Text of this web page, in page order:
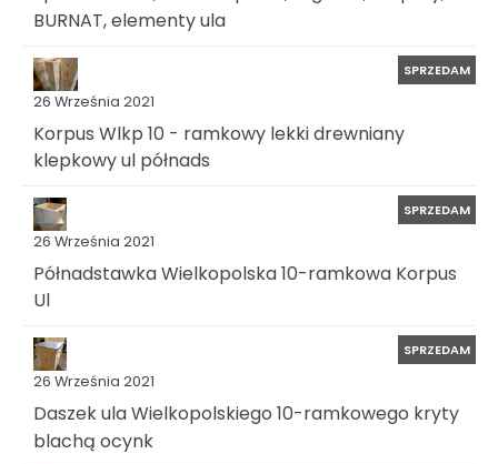
BURNAT, elementy ula
26 Września 2021
SPRZEDAM
Korpus Wlkp 10 - ramkowy lekki drewniany
klepkowy ul półnads
26 Września 2021
SPRZEDAM
Półnadstawka Wielkopolska 10-ramkowa Korpus
Ul
26 Września 2021
SPRZEDAM
Daszek ula Wielkopolskiego 10-ramkowego kryty
blachą ocynk